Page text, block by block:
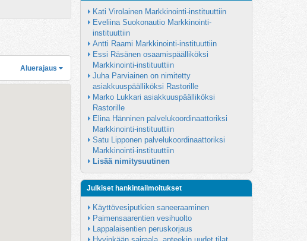
Aluerajaus
Kati Virolainen Markkinointi-instituuttiin
Eveliina Suokonautio Markkinointi-
instituuttiin
Antti Raami Markkinointi-instituuttiin
Essi Räsänen osaamispäälliköksi
Markkinointi-instituuttiin
Juha Parviainen on nimitetty
asiakkuuspäälliköksi Rastorille
Marko Lukkari asiakkuuspäälliköksi
Rastorille
Elina Hänninen palvelukoordinaattoriksi
Markkinointi-instituuttiin
Satu Lipponen palvelukoordinaattoriksi
Markkinointi-instituuttiin
Lisää nimitysuutinen
Julkiset hankintailmoitukset
Käyttövesiputkien saneeraaminen
Paimensaarentien vesihuolto
Lappalaisentien peruskorjaus